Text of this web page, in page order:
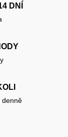
DNÍ
denně